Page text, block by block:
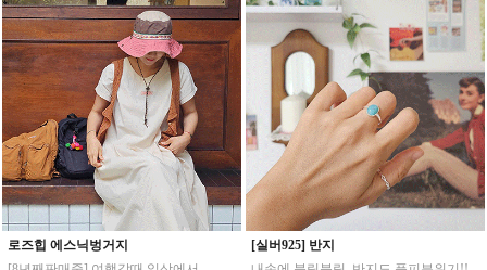
로즈힙 에스닉벙거지
[실버925] 반지